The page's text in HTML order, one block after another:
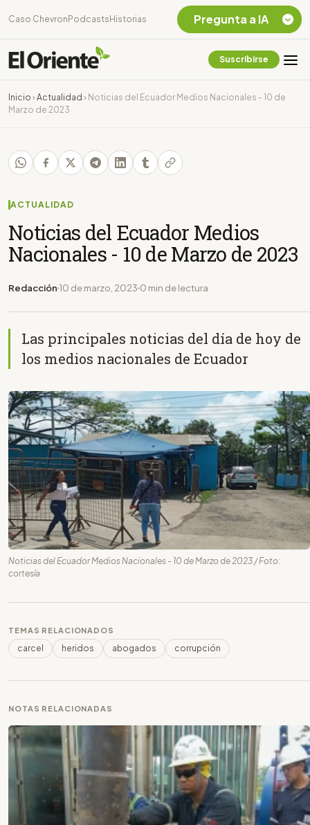
Caso Chevron Podcasts Historias
Suscribirse
Inicio › Actualidad › Noticias del Ecuador Medios Nacionales - 10 de
Marzo de 2023
ACTUALIDAD
Noticias del Ecuador Medios
Nacionales - 10 de Marzo de 2023
Redacción 10 de marzo, 2023 0 min de lectura
Las principales noticias del día de hoy de
los medios nacionales de Ecuador
Noticias del Ecuador Medios Nacionales - 10 de Marzo de 2023 / Foto:
cortesía
TEMAS RELACIONADOS
carcel heridos abogados corrupción
NOTAS RELACIONADAS
Pregunta a IA
Chevron Ecuador